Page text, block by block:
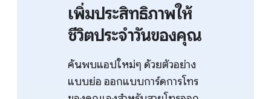
เพิ่มประสิทธิภาพให้
ชีวิตประจำวันของคุณ
ค้นพบแอปใหม่ๆ ด้วยตัวอย่าง
แบบย่อ ออกแบบการ์ดการโทร